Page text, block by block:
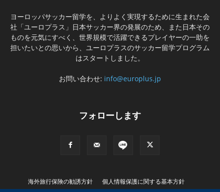
ヨーロッパサッカー留学を、よりよく実現するために生まれた会
社「ユーロプラス」日本サッカー界の発展のため、また日本その
ものを元気にすべく、世界規模で活躍できるプレイヤーの一助を
担いたいとの思いから、ユーロプラスのサッカー留学プログラム
はスタートしました。
お問い合わせ: info@europlus.jp
フォローします
海外旅行保険の勧誘方針
個人情報保護に関する基本方針